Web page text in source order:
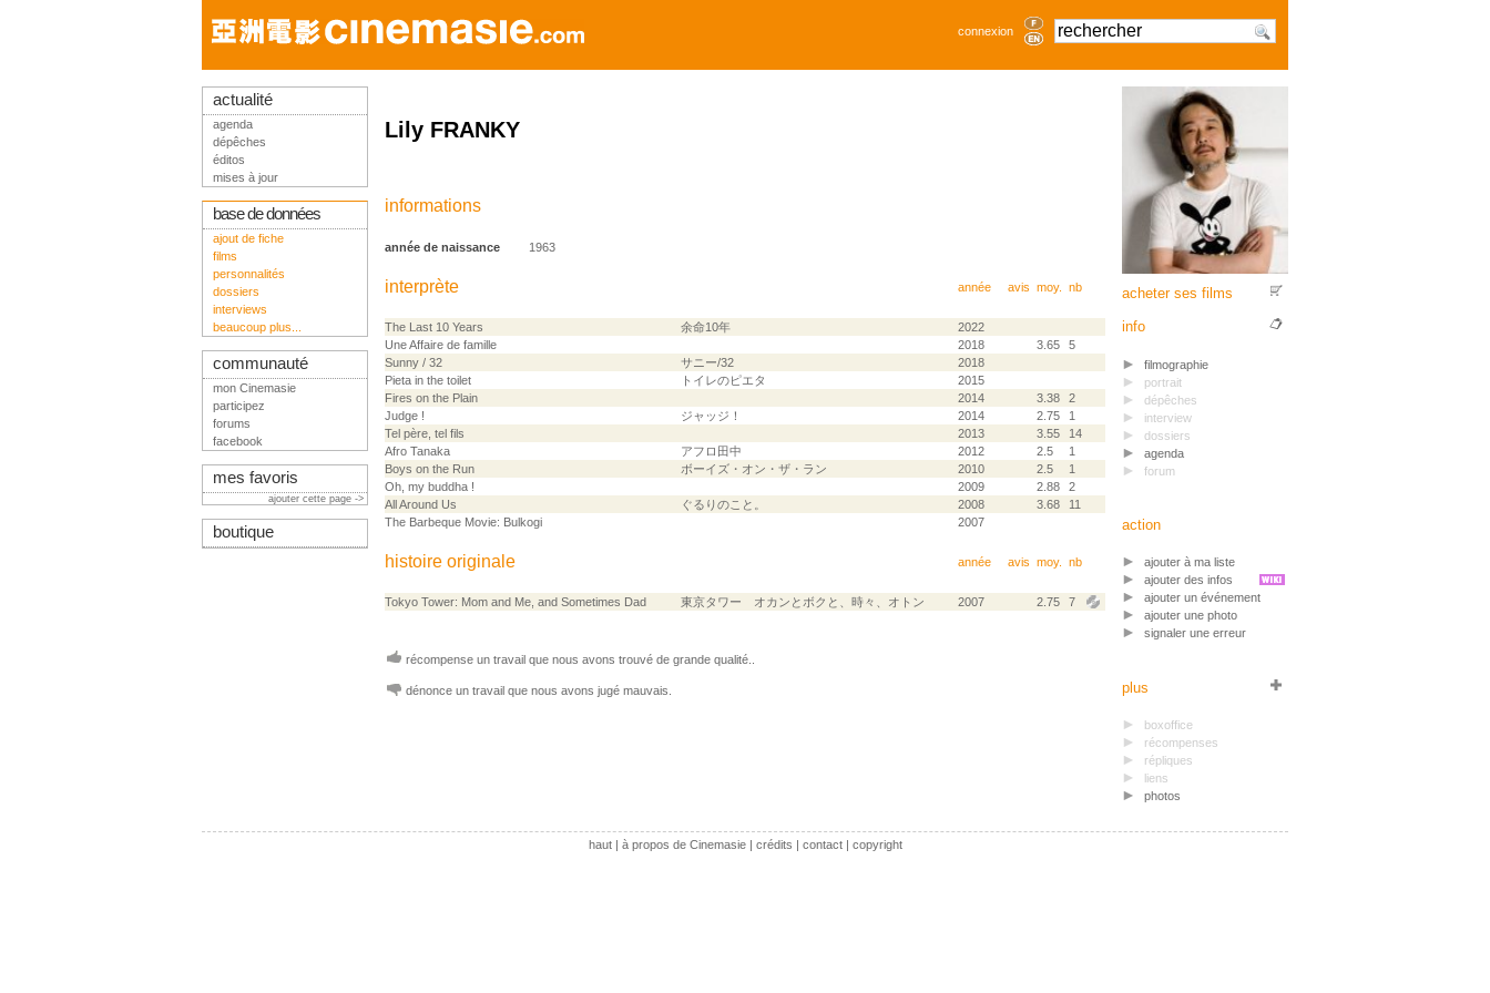
connexion
Lily FRANKY
informations
année de naissance 1963
interprète année avis moy. nb
The Last 10 Years 余命10年
2022
Une Affaire de famille
2018 3.65
5
Sunny / 32
サニー/32
2018
Pieta in the toilet
トイレのピエタ
2015
Fires on the Plain
2014 3.38
2
Judge !
ジャッジ！ 2014 2.75
1
Tel père, tel fils
2013 3.55
14
Afro Tanaka
アフロ田中 2012 2.5
1
Boys on the Run
ボーイズ・オン・ザ・ラン 2010 2.5
1
Oh, my buddha !
2009 2.88
2
All Around Us
ぐるりのこと。 2008 3.68
11
The Barbeque Movie: Bulkogi
2007
histoire originale année avis moy. nb
Tokyo Tower: Mom and Me, and Sometimes Dad 東京タワー オカンとボクと、時々、オトン 2007 2.75 7
récompense un travail que nous avons trouvé de grande qualité..
dénonce un travail que nous avons jugé mauvais.
acheter ses films
info
filmographie
portrait
dépêches
interview
dossiers
agenda
forum
action
ajouter à ma liste
ajouter des infos
ajouter un événement
ajouter une photo
signaler une erreur
plus
boxoffice
récompenses
répliques
liens
photos
actualité
agenda
dépêches
éditos
mises à jour
base de données
ajout de fiche
films
personnalités
dossiers
interviews
beaucoup plus...
communauté
mon Cinemasie
participez
forums
facebook
mes favoris
ajouter cette page ->
boutique
haut| à propos de Cinemasie| crédits | contact| copyright